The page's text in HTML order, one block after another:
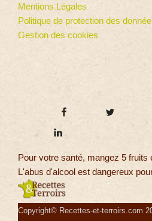
Mentions Légales
Politique de protection des
Gestion des cookies
Pour votre santé, mangez 5 fruits
L'abus d'alcool est dangereux
Copyright© Recettes-et-terroirs.com